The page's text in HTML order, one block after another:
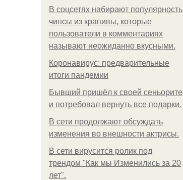
В соцсетях набирают популярность
чипсы из крапивы, которые
пользователи в комментариях
называют неожиданно вкусными.
Коронавирус: предварительные
итоги пандемии
Бывший пришёл к своей сеньорите
и потребовал вернуть все подарки.
В сети продолжают обсуждать
изменения во внешности актрисы.
В сети вирусится ролик под
трендом "Как мы Изменились за 20
лет".